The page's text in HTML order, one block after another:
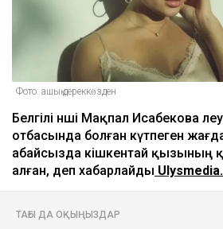
Фото: ашық дереккөзден
Белгілі әнші Мақпал Исабекова
отбасында болған күтпеген
абайсызда кішкентай қызының
алған, деп хабарлайды
ТАҒЫ ДА ОҚЫҢЫЗДАР